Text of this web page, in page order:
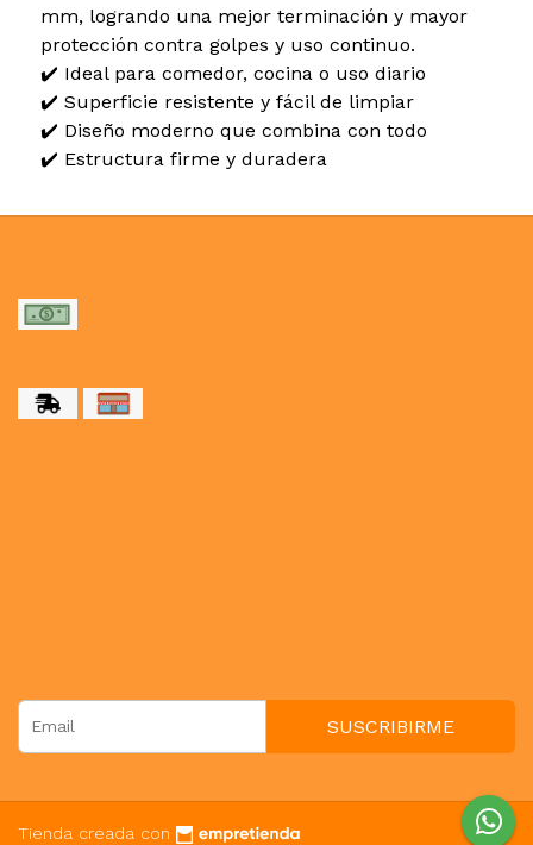
mm, logrando una mejor terminación y mayor
protección contra golpes y uso continuo.
✔️ Ideal para comedor, cocina o uso diario
✔️ Superficie resistente y fácil de limpiar
✔️ Diseño moderno que combina con todo
✔️ Estructura firme y duradera
SUSCRIBIRME
Tienda creada con